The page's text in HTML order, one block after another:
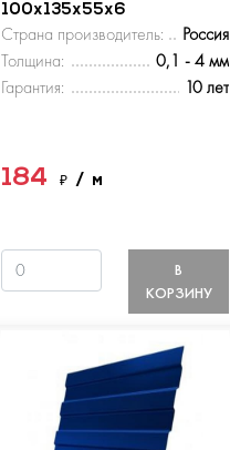
100х135х55х6
Страна производитель:
Россия
Толщина:
0,1 - 4 мм
Гарантия:
10 лет
184₽/ м
В
КОРЗИНУ